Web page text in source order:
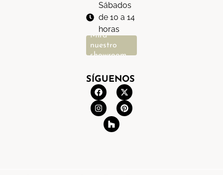
Sábados
de 10 a 14
horas
Mira
nuestro
showroom
SÍGUENOS